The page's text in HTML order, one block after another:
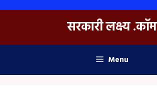
Skip
सरकारी लक्ष्य .कॉम
Menu